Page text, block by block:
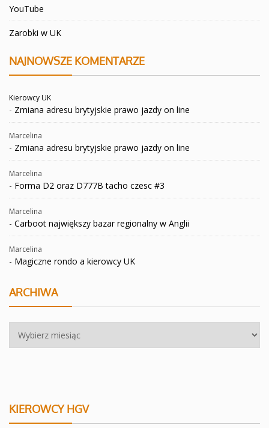
YouTube
Zarobki w UK
NAJNOWSZE KOMENTARZE
Kierowcy UK
- Zmiana adresu brytyjskie prawo jazdy on line
Marcelina
- Zmiana adresu brytyjskie prawo jazdy on line
Marcelina
- Forma D2 oraz D777B tacho czesc #3
Marcelina
- Carboot największy bazar regionalny w Anglii
Marcelina
- Magiczne rondo a kierowcy UK
ARCHIWA
KIEROWCY HGV